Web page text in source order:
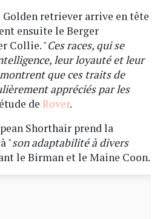
Golden retriever arrive en tête
ensuite le Berger
Collie. "Ces races, qui se
leur loyauté et leur
que ces traits de
appréciés par les
de Rover.
Shorthair prend la
"son adaptabilité à divers
le Birman et le Maine Coon.